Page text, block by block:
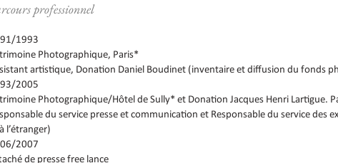
professionnel
1993
Photographique, Paris*
artistique, Donation Daniel Boudinet (inventaire et diffusion du fonds
2005
Photographique/Hôtel de Sully* et Donation Jacques Henri Lartigue.
du service presse et communication et Responsable du service
l’étranger)
2007
de presse free lance